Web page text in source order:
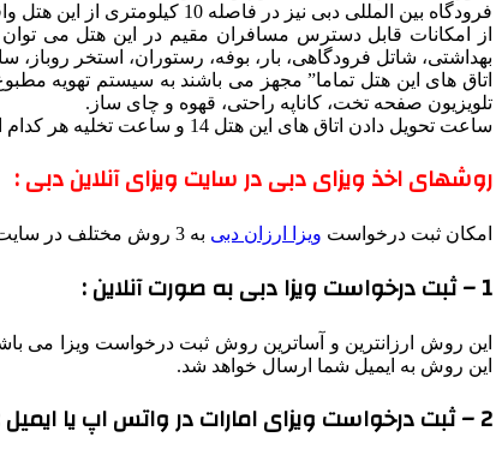
فرودگاه بین المللی دبی نیز در فاصله 10 کیلومتری از این هتل واقع شده است.
بهداشتی، شاتل فرودگاهی، بار، بوفه، رستوران، استخر
اتاق های این هتل تماما” مجهز می باشند به سیستم تهویه
تلویزیون صفحه تخت، کاناپه راحتی، قهوه و چای ساز.
ساعت تحویل دادن اتاق های این هتل 14 و ساعت تخلیه هر کدام از آنها 12 ظهر صورت می پذیرد.
روشهای اخذ ویزای دبی در سایت ویزای آنلاین دبی :
امکان ثبت درخواست ویزا ارزان دبی به 3 روش مختلف در سایت ویزای آنلاین دبی وجود دارد
1 – ثبت درخواست ویزا دبی به صورت آنلاین :
این روش ارزانترین و آساترین روش ثبت درخواست ویزا می
این روش به ایمیل شما ارسال خواهد شد.
2 – ثبت درخواست ویزای امارات در واتس اپ یا ایمیل :